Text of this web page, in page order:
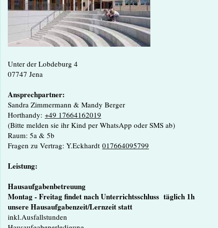
Unter der Lobdeburg 4
07747 Jena
Ansprechpartner:
Sandra Zimmermann & Mandy Berger
Horthandy: +49 17664162019
(Bitte melden sie ihr Kind per WhatsApp oder SMS ab)
Raum: 5a & 5b
Fragen zu Vertrag: Y.Eckhardt 017664095799
Leistung:
Hausaufgabenbetreuung
Montag - Freitag findet nach Unterrichtsschluss täglich 1h
unsere Hausaufgabenzeit/Lernzeit statt
inkl.Ausfallstunden